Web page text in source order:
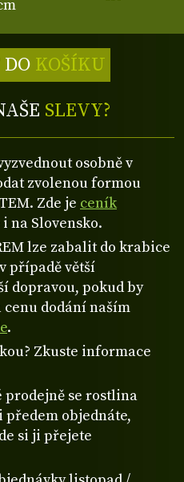
SLEVY?
KOŠÍKU
osobně v
zvolenou formou
Zde je ceník
na Slovensko.
lze zabalit do krabice
případě větší
dopravou, pokud by
dodání naším
.
Zkuste informace
prodejně se rostlina
předem objednáte,
si ji přejete